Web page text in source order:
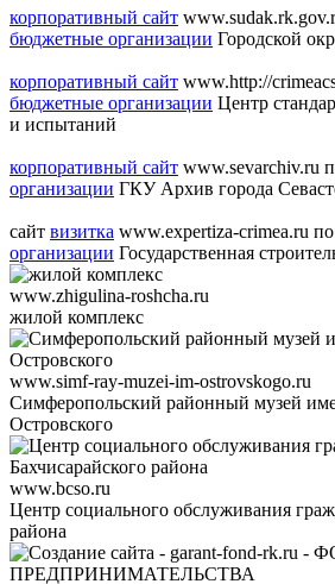
корпоративный сайт
бюджетные организации Городской
корпоративный сайт www.http://
бюджетные организации Центр
и испытаний
корпоративный сайт www.sevarchiv.ru
организации ГКУ Архив города
сайт визитка www.expertiza-crimea.ru
организации Государственная
www.zhigulina-roshcha.ru
жилой комплекс
www.simf-ray-muzei-im-ostrovskogo.ru
Симферопольский районный музей
Островского
www.bcso.ru
Центр социального обслуживания
района